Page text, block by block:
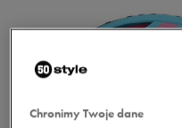
Chronimy Twoje dane